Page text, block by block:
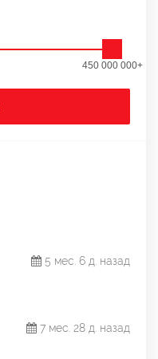
450 000 000+
5 мес. 6 д. назад
7 мес. 28 д. назад